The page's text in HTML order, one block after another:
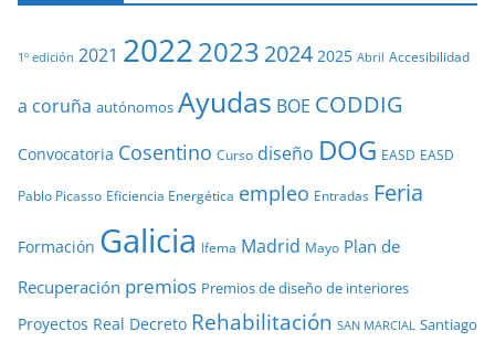
1º edición 2021 20222023 2024 2025 Abril Accesibilidad
a coruña autónomos Ayudas BOE CODDIG
Convocatoria Cosentino Curso diseño DOG EASD EASD
Pablo Picasso Eficiencia Energética empleo Entradas Feria
Formación Galicia Ifema Madrid Mayo Plan de
Recuperación premios Premios de diseño de interiores
Proyectos Real Decreto Rehabilitación SAN MARCIAL Santiago